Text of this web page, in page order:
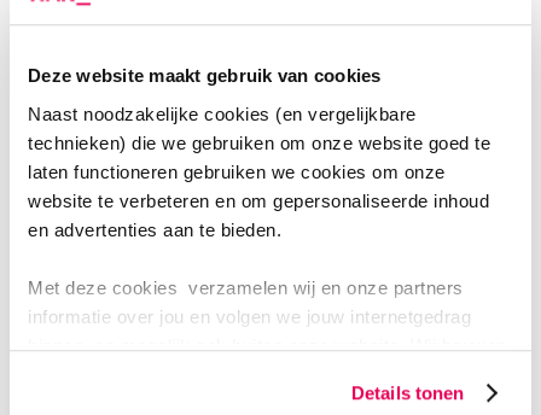
Deze website maakt gebruik van cookies
Naast noodzakelijke cookies (en vergelijkbare
technieken) die we gebruiken om onze website goed te
laten functioneren gebruiken we cookies om onze
website te verbeteren en om gepersonaliseerde inhoud
en advertenties aan te bieden.
Met deze cookies verzamelen wij en onze partners
informatie over jou en volgen we jouw internetgedrag
binnen, en mogelijk ook buiten onze website. Wij bouwen
website en communicatie aan op jouw voorkeuren. Ook
Details tonen
LECTOR BIOBASED INNOVATIONS
'Mijn biotechnologische expertise en kennis van